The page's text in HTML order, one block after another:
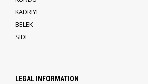
KADRIYE
BELEK
SIDE
LEGAL INFORMATION